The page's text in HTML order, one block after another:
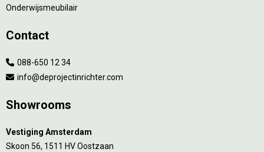
Onderwijsmeubilair
Contact
088-650 12 34
info@deprojectinrichter.com
Showrooms
Vestiging Amsterdam
Skoon 56, 1511 HV Oostzaan